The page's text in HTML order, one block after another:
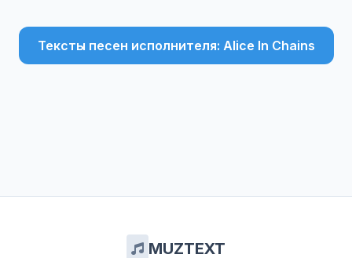
Тексты песен исполнителя: Alice In Chains
MUZTEXT